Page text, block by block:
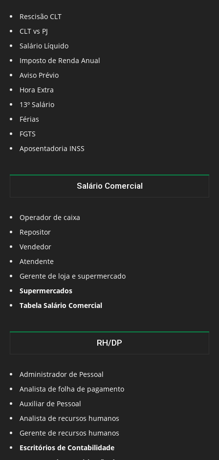
Rescisão CLT
CLT vs PJ
Salário Líquido
Imposto de Renda Anual
Aviso Prévio
Hora Extra
13º Salário
Férias
FGTS
Aposentadoria INSS
Salário Comercial
Operador de caixa
Repositor
Vendedor
Atendente
Gerente de loja e supermercado
Supermercados
Tabela Salário Comercial
RH/DP
Administrador de Pessoal
Analista de folha de pagamento
Auxiliar de Pessoal
Analista de recursos humanos
Gerente de recursos humanos
Escritórios de Contabilidade